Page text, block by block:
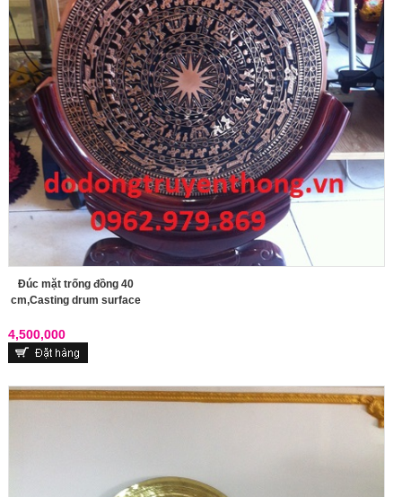
Đúc mặt trống đồng 40
cm,Casting drum surface
4,500,000